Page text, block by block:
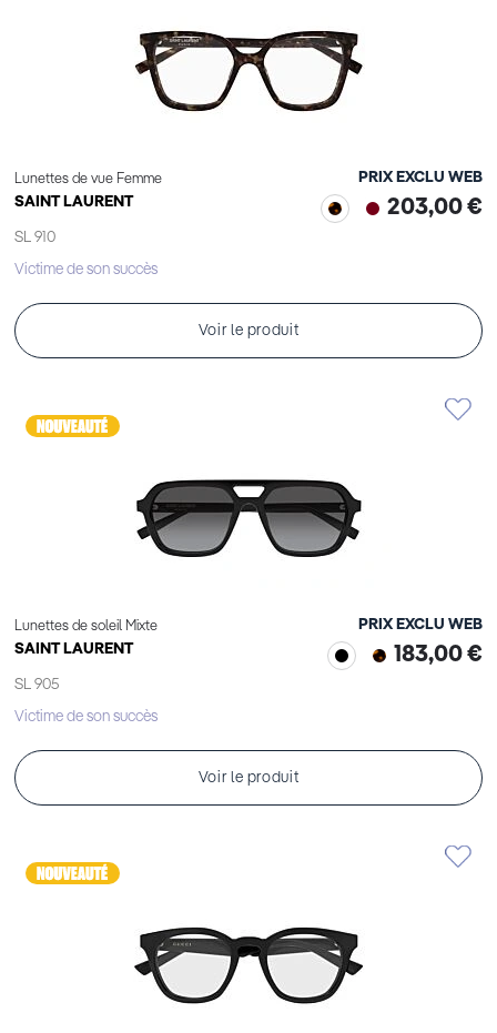
Lunettes de vue Femme
SAINT LAURENT
SL 910
PRIX EXCLU WEB
203,00 €
Victime de son succès
Voir le produit
Lunettes de soleil Mixte
SAINT LAURENT
SL 905
PRIX EXCLU WEB
183,00 €
Victime de son succès
Voir le produit